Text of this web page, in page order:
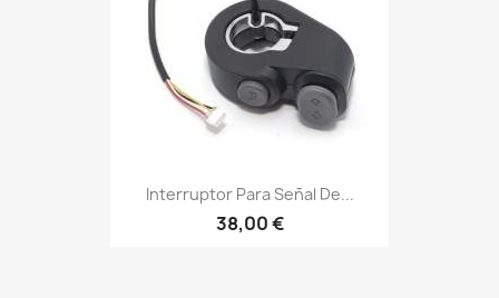
Interruptor Para Señal De...
38,00 €